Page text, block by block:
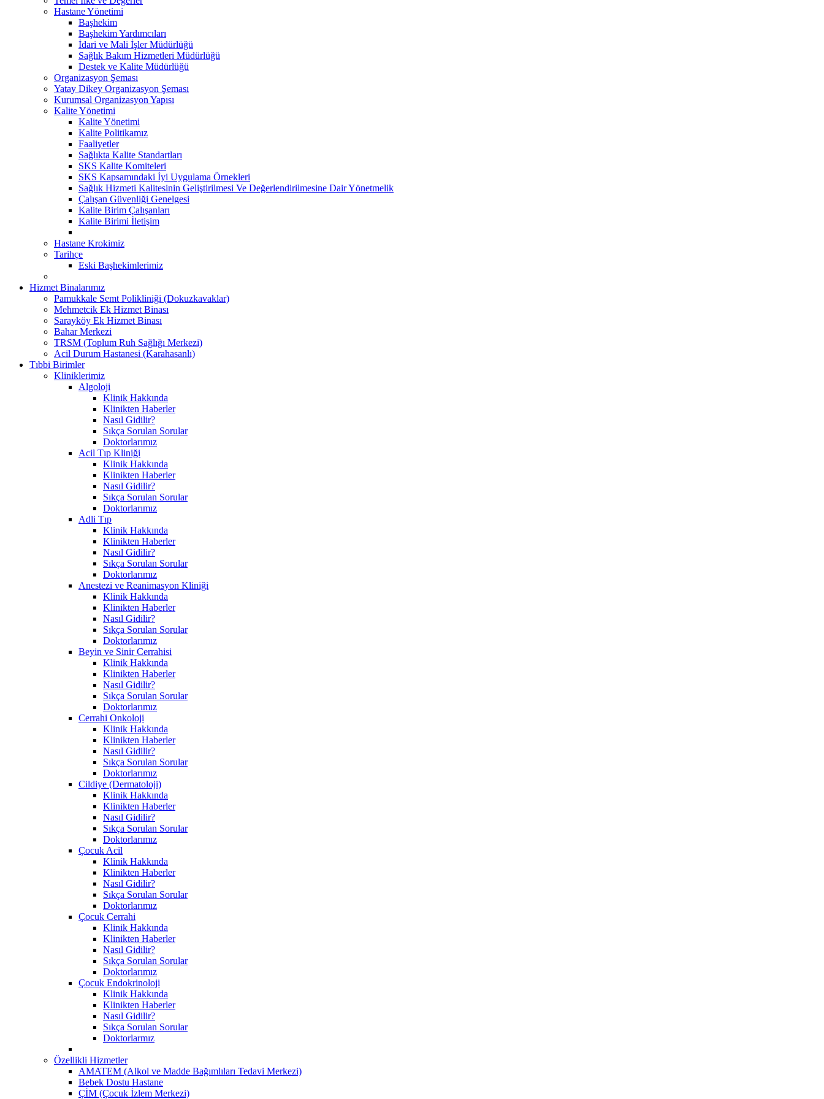
Hastane Yönetimi
Başhekim
Başhekim Yardımcıları
İdari ve Mali İşler Müdürlüğü
Sağlık Bakım Hizmetleri Müdürlüğü
Destek ve Kalite Müdürlüğü
Organizasyon Şeması
Yatay Dikey Organizasyon Şeması
Kurumsal Organizasyon Yapısı
Kalite Yönetimi
Kalite Yönetimi
Kalite Politikamız
Faaliyetler
Sağlıkta Kalite Standartları
SKS Kalite Komiteleri
SKS Kapsamındaki İyi Uygulama Örnekleri
Sağlık Hizmeti Kalitesinin Geliştirilmesi Ve Değerlendirilmesine Dair Yönetmelik
Çalışan Güvenliği Genelgesi
Kalite Birim Çalışanları
Kalite Birimi İletişim
Hastane Krokimiz
Tarihçe
Eski Başhekimlerimiz
Hizmet Binalarımız
Pamukkale Semt Polikliniği (Dokuzkavaklar)
Mehmetcik Ek Hizmet Binası
Sarayköy Ek Hizmet Binası
Bahar Merkezi
TRSM (Toplum Ruh Sağlığı Merkezi)
Acil Durum Hastanesi (Karahasanlı)
Tıbbi Birimler
Kliniklerimiz
Algoloji
Klinik Hakkında
Klinikten Haberler
Nasıl Gidilir?
Sıkça Sorulan Sorular
Doktorlarımız
Acil Tıp Kliniği
Klinik Hakkında
Klinikten Haberler
Nasıl Gidilir?
Sıkça Sorulan Sorular
Doktorlarımız
Adli Tıp
Klinik Hakkında
Klinikten Haberler
Nasıl Gidilir?
Sıkça Sorulan Sorular
Doktorlarımız
Anestezi ve Reanimasyon Kliniği
Klinik Hakkında
Klinikten Haberler
Nasıl Gidilir?
Sıkça Sorulan Sorular
Doktorlarımız
Beyin ve Sinir Cerrahisi
Klinik Hakkında
Klinikten Haberler
Nasıl Gidilir?
Sıkça Sorulan Sorular
Doktorlarımız
Cerrahi Onkoloji
Klinik Hakkında
Klinikten Haberler
Nasıl Gidilir?
Sıkça Sorulan Sorular
Doktorlarımız
Cildiye (Dermatoloji)
Klinik Hakkında
Klinikten Haberler
Nasıl Gidilir?
Sıkça Sorulan Sorular
Doktorlarımız
Çocuk Acil
Klinik Hakkında
Klinikten Haberler
Nasıl Gidilir?
Sıkça Sorulan Sorular
Doktorlarımız
Çocuk Cerrahi
Klinik Hakkında
Klinikten Haberler
Nasıl Gidilir?
Sıkça Sorulan Sorular
Doktorlarımız
Çocuk Endokrinoloji
Klinik Hakkında
Klinikten Haberler
Nasıl Gidilir?
Sıkça Sorulan Sorular
Doktorlarmız
Özellikli Hizmetler
AMATEM (Alkol ve Madde Bağımlıları Tedavi Merkezi)
Bebek Dostu Hastane
ÇİM (Çocuk İzlem Merkezi)